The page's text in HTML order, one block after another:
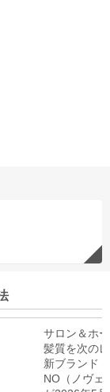
サロン＆ホ
髪質を次の
新ブランド
NO（ノヴェ